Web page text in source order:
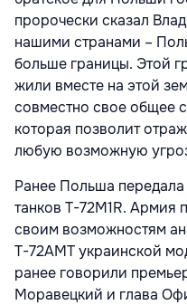
пророчески сказал
нашими странами –
больше границы. Этой
жили вместе на этой
совместно свое общее
которая позволит
любую возможную
Ранее Польша
танков Т-72M1R. Армия
своим возможностям
Т-72АМТ украинской
ранее говорили
Моравецкий и глава